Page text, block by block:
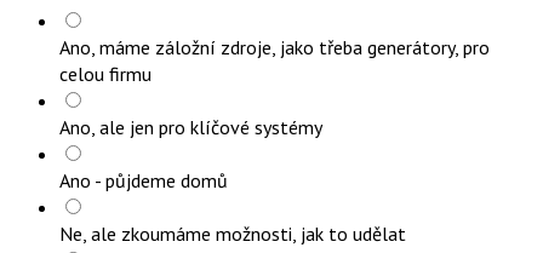
Ano, máme záložní zdroje, jako třeba generátory, pro
celou firmu
Ano, ale jen pro klíčové systémy
Ano - půjdeme domů
Ne, ale zkoumáme možnosti, jak to udělat